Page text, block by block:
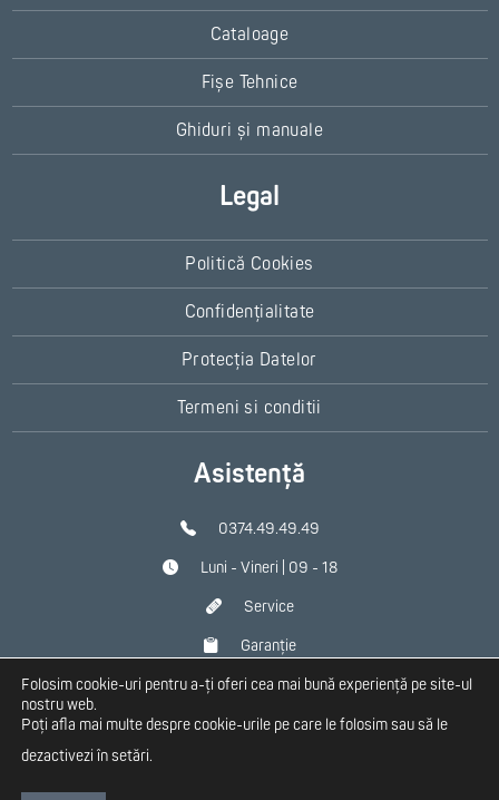
Cataloage
Fișe Tehnice
Ghiduri și manuale
Legal
Politică Cookies
Confidențialitate
Protecția Datelor
Termeni si conditii
Asistență
0374.49.49.49
Luni - Vineri | 09 - 18
Service
Garanție
Contact
Folosim cookie-uri pentru a-ți oferi cea mai bună experiență pe site-ul
nostru web.
Poți afla mai multe despre cookie-urile pe care le folosim sau să le
dezactivezi însetări.